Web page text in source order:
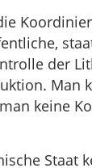
der
Man
keine
Staat